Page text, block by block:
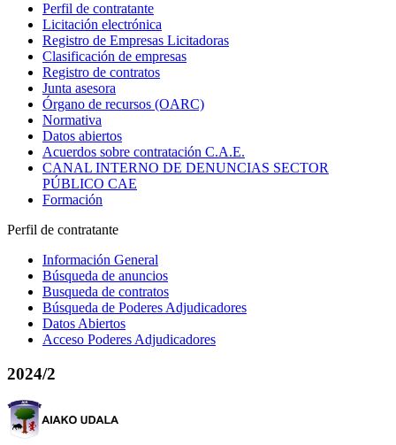
Perfil de contratante
Licitación electrónica
Registro de Empresas Licitadoras
Clasificación de empresas
Registro de contratos
Junta asesora
Órgano de recursos (OARC)
Normativa
Datos abiertos
Acuerdos sobre contratación C.A.E.
CANAL INTERNO DE DENUNCIAS SECTOR
PÚBLICO CAE
Formación
Perfil de contratante
Información General
Búsqueda de anuncios
Busqueda de contratos
Búsqueda de Poderes Adjudicadores
Datos Abiertos
Acceso Poderes Adjudicadores
2024/2